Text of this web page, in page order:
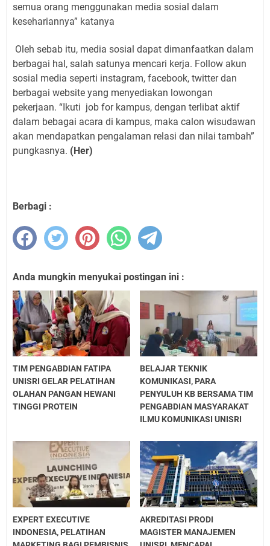
semua orang menggunakan media sosial dalam
kesehariannya” katanya
Oleh sebab itu, media sosial dapat dimanfaatkan dalam
berbagai hal, salah satunya mencari kerja. Follow akun
sosial media seperti instagram, facebook, twitter dan
berbagai website yang menyediakan lowongan
pekerjaan. “Ikuti job for kampus, dengan terlibat aktif
dalam bebagai acara di kampus, maka calon wisudawan
akan mendapatkan pengalaman relasi dan nilai tambah”
pungkasnya. (Her)
Berbagi :
Anda mungkin menyukai postingan ini :
TIM PENGABDIAN FATIPA
UNISRI GELAR PELATIHAN
OLAHAN PANGAN HEWANI
TINGGI PROTEIN
BELAJAR TEKNIK
KOMUNIKASI, PARA
PENYULUH KB BERSAMA TIM
PENGABDIAN MASYARAKAT
ILMU KOMUNIKASI UNISRI
EXPERT EXECUTIVE
INDONESIA, PELATIHAN
AKREDITASI PRODI
MAGISTER MANAJEMEN